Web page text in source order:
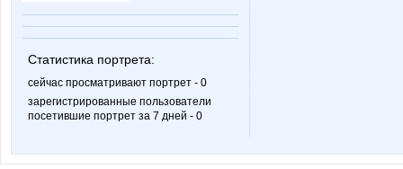
Статистика портрета:
сейчас просматривают портрет - 0
зарегистрированные пользователи
посетившие портрет за 7 дней - 0